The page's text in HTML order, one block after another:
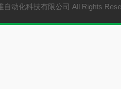
自动化科技有限公司 All Rights